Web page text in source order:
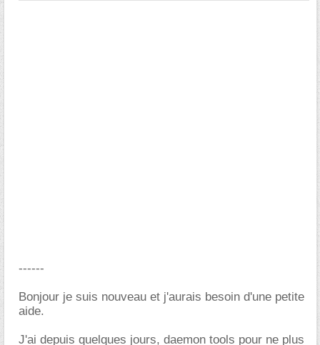
------
Bonjour je suis nouveau et j'aurais besoin d'une petite
aide.
J'ai depuis quelques jours, daemon tools pour ne plus